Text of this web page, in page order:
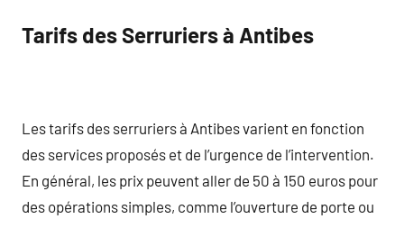
Tarifs des Serruriers à Antibes
Les tarifs des serruriers à Antibes varient en fonction
des services proposés et de l’urgence de l’intervention.
En général, les prix peuvent aller de 50 à 150 euros pour
des opérations simples, comme l’ouverture de porte ou